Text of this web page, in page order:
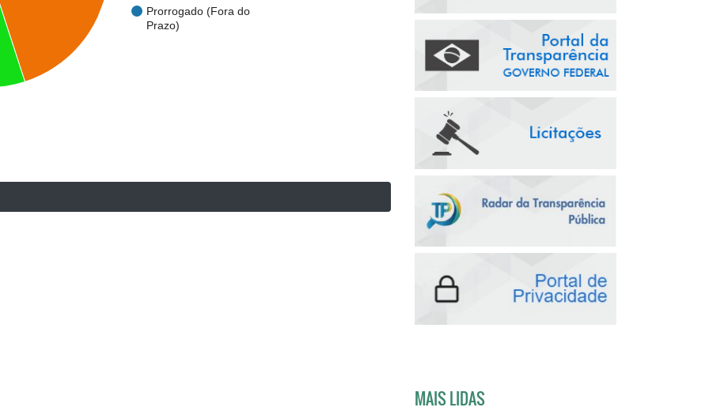
Prorrogado (Fora do
Prazo)
MAIS LIDAS